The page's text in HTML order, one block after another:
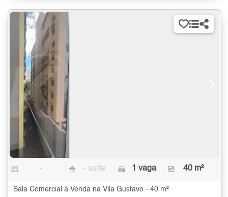
- - suíte 1 vaga 40 m²
Sala Comercial à Venda na Vila Gustavo - 40 m²